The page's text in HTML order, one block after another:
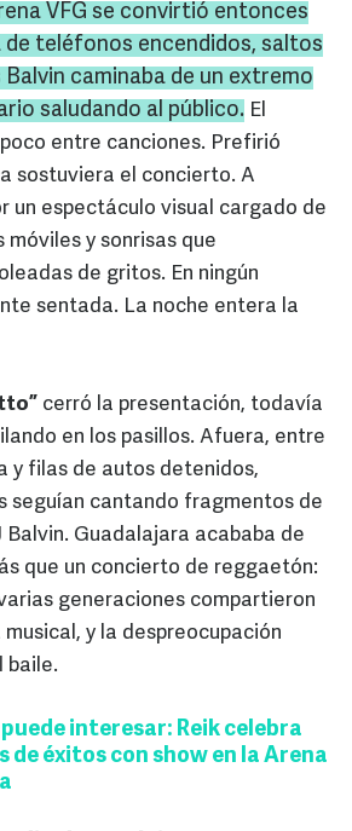
VFG se convirtió entonces
de teléfonos encendidos, saltos
caminaba de un extremo
saludando al público. El
entre canciones. Prefirió
sostuviera el concierto. A
un espectáculo visual cargado de
y sonrisas que
de gritos. En ningún
sentada. La noche entera la
cerró la presentación, todavía
en los pasillos. Afuera, entre
y filas de autos detenidos,
seguían cantando fragmentos de
Balvin. Guadalajara acababa de
que un concierto de reggaetón:
generaciones compartieron
y la despreocupación
baile.
interesar: Reik celebra
de éxitos con show en la Arena